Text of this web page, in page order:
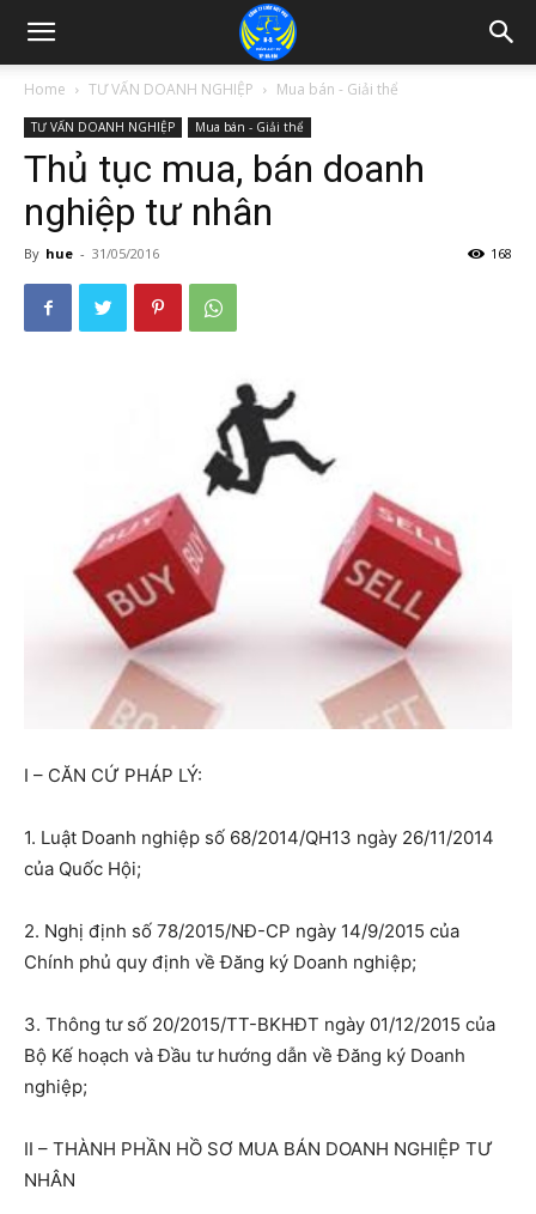
Home TƯ VẤN DOANH NGHIỆP Mua bán - Giải thể
TƯ VẤN DOANH NGHIỆP Mua bán - Giải thể
Thủ tục mua, bán doanh
nghiệp tư nhân
By hue - 31/05/2016 168
I – CĂN CỨ PHÁP LÝ:
1. Luật Doanh nghiệp số 68/2014/QH13 ngày 26/11/2014
của Quốc Hội;
2. Nghị định số 78/2015/NĐ-CP ngày 14/9/2015 của
Chính phủ quy định về Đăng ký Doanh nghiệp;
3. Thông tư số 20/2015/TT-BKHĐT ngày 01/12/2015 của
Bộ Kế hoạch và Đầu tư hướng dẫn về Đăng ký Doanh
nghiệp;
II – THÀNH PHẦN HỒ SƠ MUA BÁN DOANH NGHIỆP TƯ
NHÂN